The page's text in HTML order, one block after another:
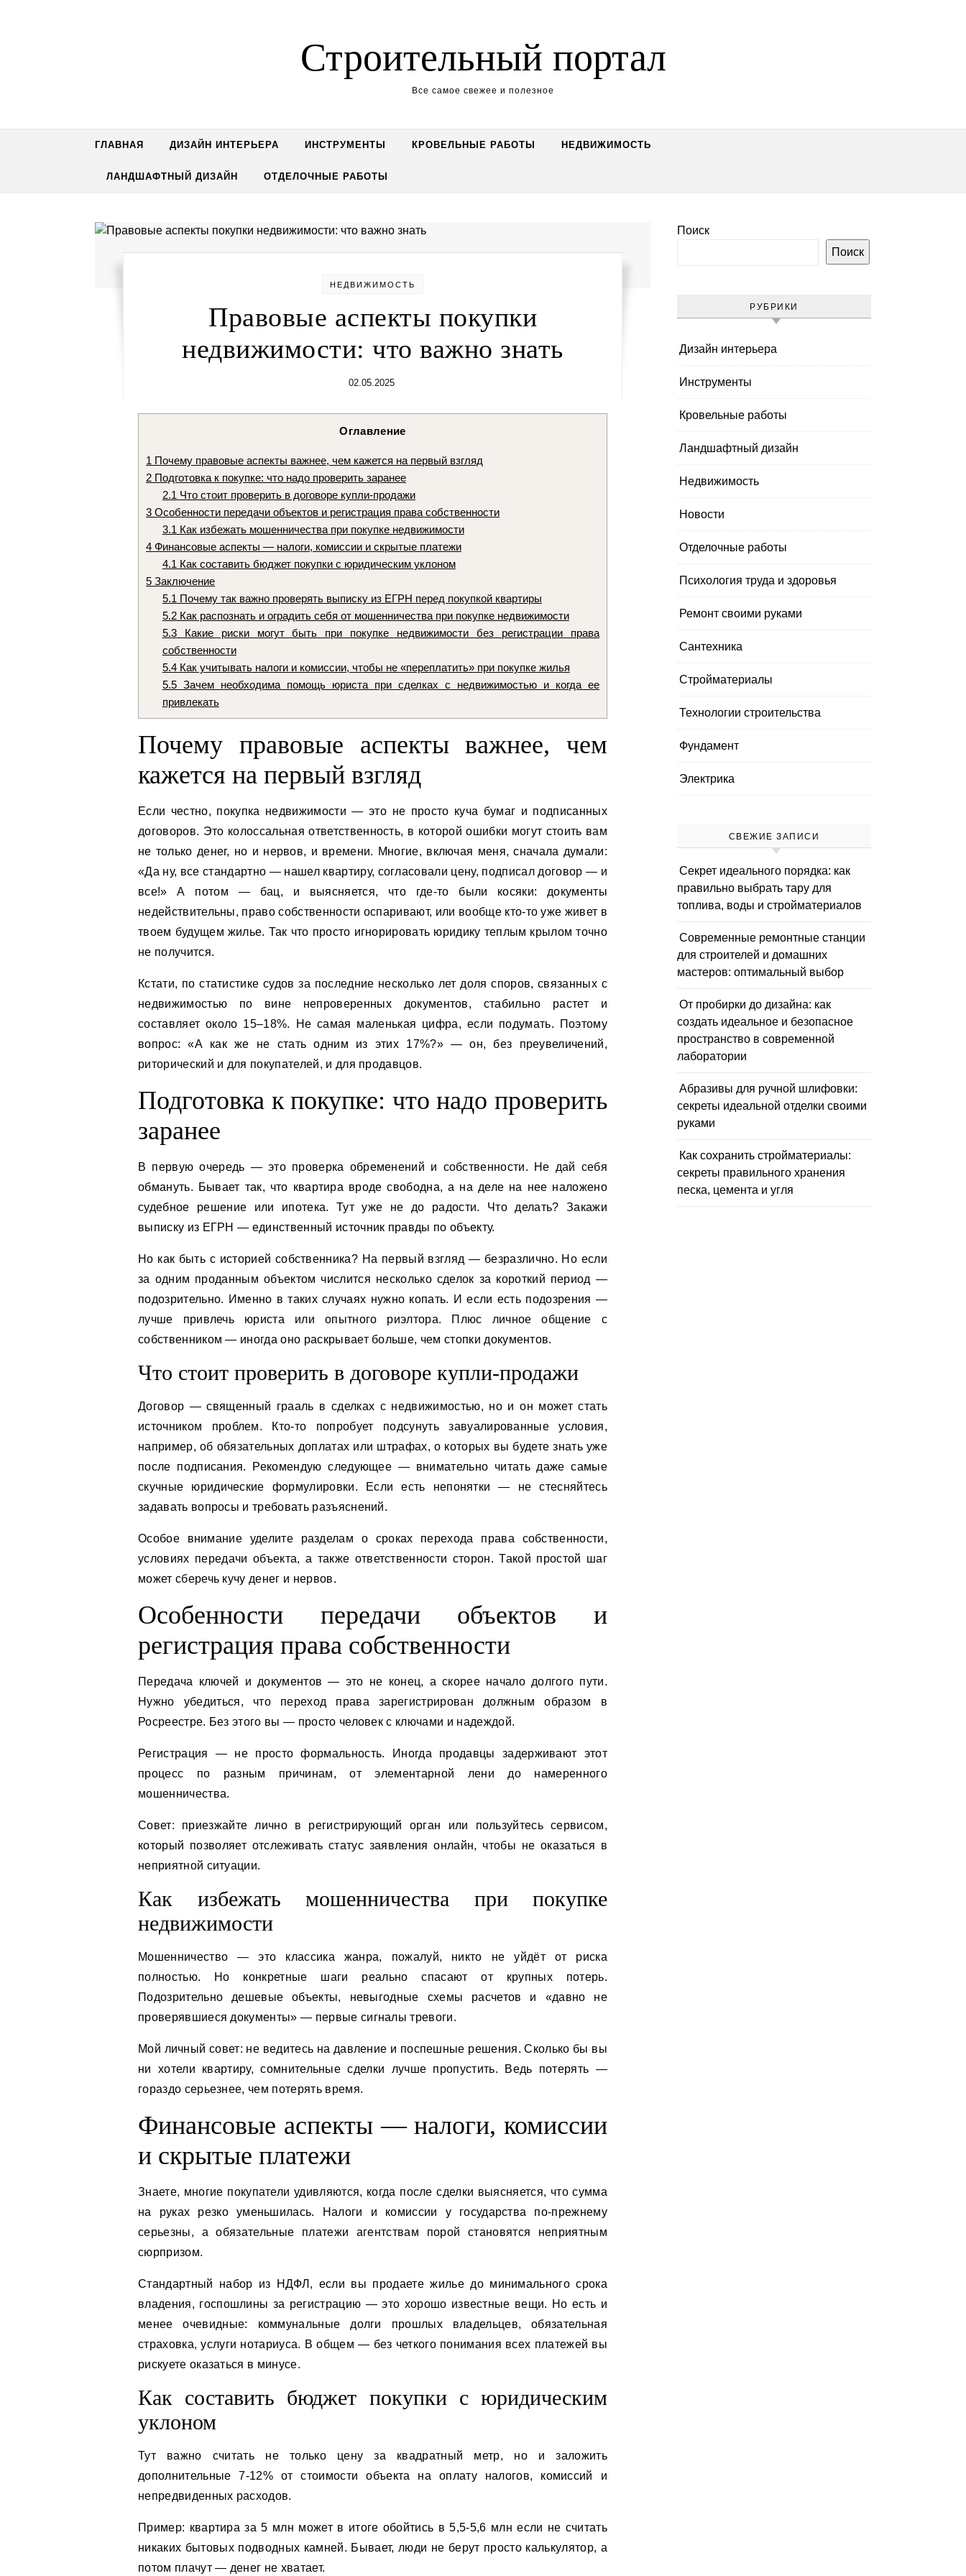
Строительный портал
Все самое свежее и полезное
ГЛАВНАЯ ДИЗАЙН ИНТЕРЬЕРА ИНСТРУМЕНТЫ КРОВЕЛЬНЫЕ РАБОТЫ НЕДВИЖИМОСТЬ
ЛАНДШАФТНЫЙ ДИЗАЙН ОТДЕЛОЧНЫЕ РАБОТЫ
НЕДВИЖИМОСТЬ
Правовые аспекты покупки
недвижимости: что важно знать
02.05.2025
Оглавление
1 Почему правовые аспекты важнее, чем кажется на первый взгляд
2 Подготовка к покупке: что надо проверить заранее
2.1 Что стоит проверить в договоре купли-продажи
3 Особенности передачи объектов и регистрация права собственности
3.1 Как избежать мошенничества при покупке недвижимости
4 Финансовые аспекты — налоги, комиссии и скрытые платежи
4.1 Как составить бюджет покупки с юридическим уклоном
5 Заключение
5.1 Почему так важно проверять выписку из ЕГРН перед покупкой квартиры
5.2Как распознать и оградить себя от мошенничества при покупке недвижимости
5.3Какие риски могут быть при покупке недвижимости без регистрации права
собственности
5.4Как учитывать налоги и комиссии, чтобы не «переплатить» при покупке жилья
5.5Зачем необходима помощь юриста при сделках с недвижимостью и когда ее
привлекать
Почему правовые аспекты важнее, чем
кажется на первый взгляд
Если честно, покупка недвижимости — это не просто куча бумаг и подписанных
договоров. Это колоссальная ответственность, в которой ошибки могут стоить вам
не только денег, но и нервов, и времени. Многие, включая меня, сначала думали:
«Да ну, все стандартно — нашел квартиру, согласовали цену, подписал договор — и
все!» А потом — бац, и выясняется, что где-то были косяки: документы
недействительны, право собственности оспаривают, или вообще кто-то уже живет в
твоем будущем жилье. Так что просто игнорировать юридику теплым крылом точно
не получится.
Кстати, по статистике судов за последние несколько лет доля споров, связанных с
недвижимостью по вине непроверенных документов, стабильно растет и
составляет около 15–18%. Не самая маленькая цифра, если подумать. Поэтому
вопрос: «А как же не стать одним из этих 17%?» — он, без преувеличений,
риторический и для покупателей, и для продавцов.
Подготовка к покупке: что надо проверить
заранее
В первую очередь — это проверка обременений и собственности. Не дай себя
обмануть. Бывает так, что квартира вроде свободна, а на деле на нее наложено
судебное решение или ипотека. Тут уже не до радости. Что делать? Закажи
выписку из ЕГРН — единственный источник правды по объекту.
Но как быть с историей собственника? На первый взгляд — безразлично. Но если
за одним проданным объектом числится несколько сделок за короткий период —
подозрительно. Именно в таких случаях нужно копать. И если есть подозрения —
лучше привлечь юриста или опытного риэлтора. Плюс личное общение с
собственником — иногда оно раскрывает больше, чем стопки документов.
Что стоит проверить в договоре купли-продажи
Договор — священный грааль в сделках с недвижимостью, но и он может стать
источником проблем. Кто-то попробует подсунуть завуалированные условия,
например, об обязательных доплатах или штрафах, о которых вы будете знать уже
после подписания. Рекомендую следующее — внимательно читать даже самые
скучные юридические формулировки. Если есть непонятки — не стесняйтесь
задавать вопросы и требовать разъяснений.
Особое внимание уделите разделам о сроках перехода права собственности,
условиях передачи объекта, а также ответственности сторон. Такой простой шаг
может сберечь кучу денег и нервов.
Особенности передачи объектов и
регистрация права собственности
Передача ключей и документов — это не конец, а скорее начало долгого пути.
Нужно убедиться, что переход права зарегистрирован должным образом в
Росреестре. Без этого вы — просто человек с ключами и надеждой.
Регистрация — не просто формальность. Иногда продавцы задерживают этот
процесс по разным причинам, от элементарной лени до намеренного
мошенничества.
Совет: приезжайте лично в регистрирующий орган или пользуйтесь сервисом,
который позволяет отслеживать статус заявления онлайн, чтобы не оказаться в
неприятной ситуации.
Как избежать мошенничества при покупке
недвижимости
Мошенничество — это классика жанра, пожалуй, никто не уйдёт от риска
полностью. Но конкретные шаги реально спасают от крупных потерь.
Подозрительно дешевые объекты, невыгодные схемы расчетов и «давно не
проверявшиеся документы» — первые сигналы тревоги.
Мой личный совет: не ведитесь на давление и поспешные решения. Сколько бы вы
ни хотели квартиру, сомнительные сделки лучше пропустить. Ведь потерять —
гораздо серьезнее, чем потерять время.
Финансовые аспекты — налоги, комиссии
и скрытые платежи
Знаете, многие покупатели удивляются, когда после сделки выясняется, что сумма
на руках резко уменьшилась. Налоги и комиссии у государства по-прежнему
серьезны, а обязательные платежи агентствам порой становятся неприятным
сюрпризом.
Стандартный набор из НДФЛ, если вы продаете жилье до минимального срока
владения, госпошлины за регистрацию — это хорошо известные вещи. Но есть и
менее очевидные: коммунальные долги прошлых владельцев, обязательная
страховка, услуги нотариуса. В общем — без четкого понимания всех платежей вы
рискуете оказаться в минусе.
Как составить бюджет покупки с юридическим
уклоном
Тут важно считать не только цену за квадратный метр, но и заложить
дополнительные 7-12% от стоимости объекта на оплату налогов, комиссий и
непредвиденных расходов.
Пример: квартира за 5 млн может в итоге обойтись в 5,5-5,6 млн если не считать
никаких бытовых подводных камней. Бывает, люди не берут просто калькулятор, а
потом плачут — денег не хватает.
Поиск
Поиск
РУБРИКИ
Дизайн интерьера
Инструменты
Кровельные работы
Ландшафтный дизайн
Недвижимость
Новости
Отделочные работы
Психология труда и здоровья
Ремонт своими руками
Сантехника
Стройматериалы
Технологии строительства
Фундамент
Электрика
СВЕЖИЕ ЗАПИСИ
Секрет идеального порядка: как
правильно выбрать тару для
топлива, воды и стройматериалов
Современные ремонтные станции
для строителей и домашних
мастеров: оптимальный выбор
От пробирки до дизайна: как
создать идеальное и безопасное
пространство в современной
лаборатории
Абразивы для ручной шлифовки:
секреты идеальной отделки своими
руками
Как сохранить стройматериалы:
секреты правильного хранения
песка, цемента и угля